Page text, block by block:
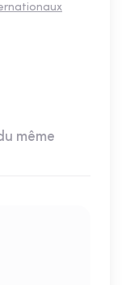
même